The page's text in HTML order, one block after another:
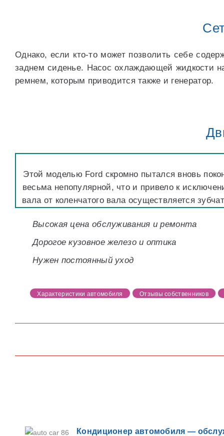
Однако, если кто-то может позволить себе
заднем сиденье. Насос охлаждающей жидкости
ремнем, которым приводится также и генератор.
Этой моделью Ford скромно пытался вновь
весьма непопулярной, что и привело к
вала от коленчатого вала осуществляется
Высокая цена обслуживания и ремонта
Дорогое кузовное железо и оптика
Нужен постоянный уход
Характеристики автомобиля Отзывы собственников
Кондиционер автомобиля —